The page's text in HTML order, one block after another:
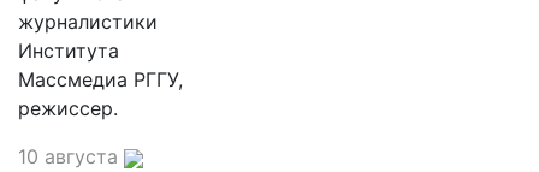
журналистики
Института
Массмедиа РГГУ,
режиссер.
10 августа